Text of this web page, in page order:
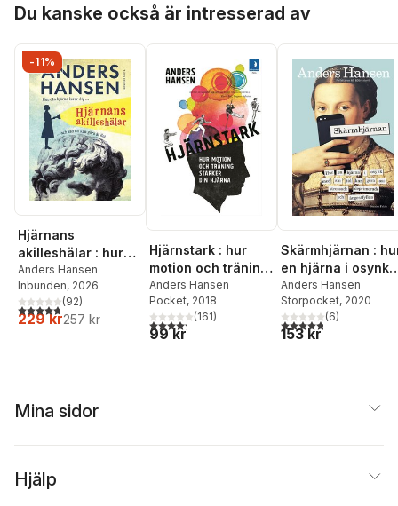
Du kanske också är intresserad av
-11%
Hjärnans
akilleshälar : hur
din hjärna lurar dig,
och vad du kan
göra åt det
Anders Hansen
Inbunden, 2026
4,7utav 5 stjärnor. Totalt antal röster:
(92)
229 kr257 kr
Hjärnstark : hur
motion och träning
stärker din hjärna
Anders Hansen
Pocket, 2018
4,3utav 5 stjärnor. Totalt antal röster:
(161)
99 kr
Skärmhjärnan :
en hjärna i osynk
med sin tid kan
göra oss
stressade,
deprimerade och
Anders Hansen
Storpocket, 2020
4,8utav 5 stjärnor.
(6)
153 kr
Mina sidor
Hjälp